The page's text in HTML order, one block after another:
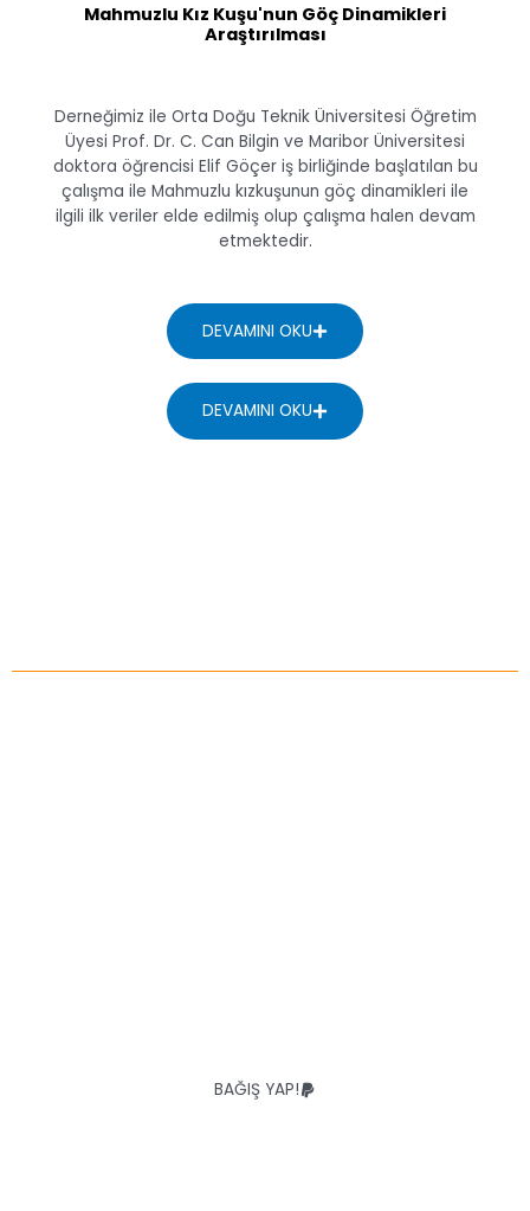
Mahmuzlu Kız Kuşu'nun Göç Dinamikleri
Araştırılması
Derneğimiz ile Orta Doğu Teknik Üniversitesi Öğretim
Üyesi Prof. Dr. C. Can Bilgin ve Maribor Üniversitesi
doktora öğrencisi Elif Göçer iş birliğinde başlatılan bu
çalışma ile Mahmuzlu kızkuşunun göç dinamikleri ile
ilgili ilk veriler elde edilmiş olup çalışma halen devam
etmektedir.
DEVAMINI OKU
DEVAMINI OKU
BAĞIŞ YAP!